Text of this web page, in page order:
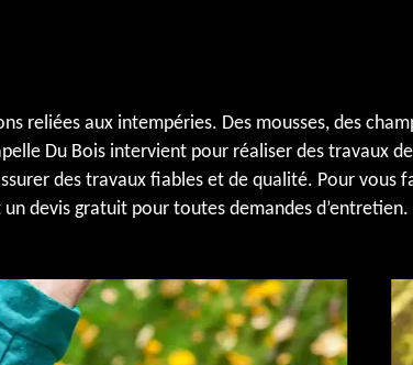
reliées aux intempéries. Des mousses, des
Du Bois intervient pour réaliser des travaux
des travaux fiables et de qualité. Pour vous
devis gratuit pour toutes demandes d’entretien.